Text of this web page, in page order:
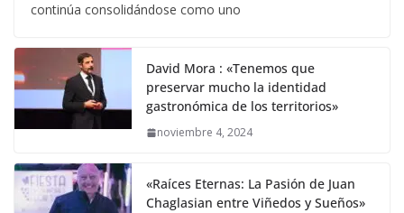
continúa consolidándose como uno
David Mora : «Tenemos que
preservar mucho la identidad
gastronómica de los territorios»
noviembre 4, 2024
«Raíces Eternas: La Pasión de Juan
Chaglasian entre Viñedos y Sueños»